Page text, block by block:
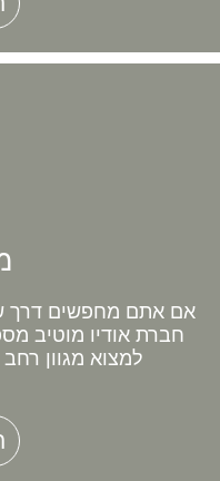
אם אתם מחפשים דרך
חברת אודיו מוטיב
למצוא מגוון